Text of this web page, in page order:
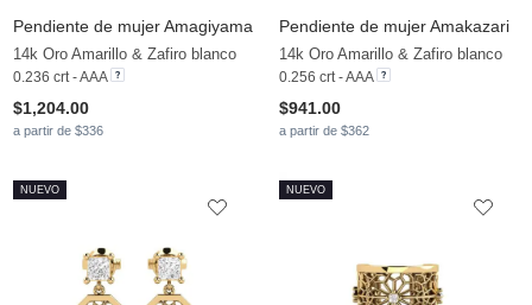
Pendiente de mujer Amagiyama
14k Oro Amarillo & Zafiro blanco
0.236 crt - AAA
$1,204.00
a partir de $336
Pendiente de mujer Amakazari
14k Oro Amarillo & Zafiro blanco
0.256 crt - AAA
$941.00
a partir de $362
NUEVO NUEVO